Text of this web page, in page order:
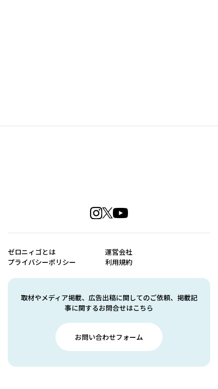
取材やメディア掲載、広告出稿に関してのご依頼、掲載記
事に関するお問合せはこちら
お問い合わせフォーム
ゼロニィゴとは
運営会社
プライバシーポリシー
利用規約